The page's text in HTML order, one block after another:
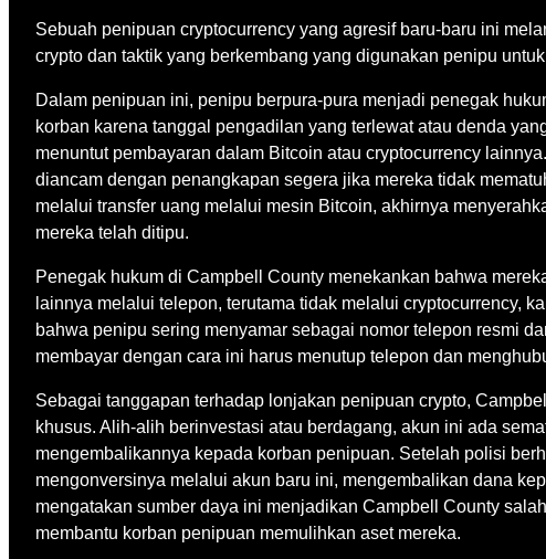
Sebuah penipuan cryptocurrency yang agresif baru-baru ini
crypto dan taktik yang berkembang yang digunakan penipu
Dalam penipuan ini, penipu berpura-pura menjadi penegak
korban karena tanggal pengadilan yang terlewat atau denda
menuntut pembayaran dalam Bitcoin atau cryptocurrency
diancam dengan penangkapan segera jika mereka tidak
melalui transfer uang melalui mesin Bitcoin, akhirnya
mereka telah ditipu.
Penegak hukum di Campbell County menekankan bahwa
lainnya melalui telepon, terutama tidak melalui cryptocurrency,
bahwa penipu sering menyamar sebagai nomor telepon resmi
membayar dengan cara ini harus menutup telepon dan
Sebagai tanggapan terhadap lonjakan penipuan crypto,
khusus. Alih-alih berinvestasi atau berdagang, akun ini ada
mengembalikannya kepada korban penipuan. Setelah polisi
mengonversinya melalui akun baru ini, mengembalikan dana
mengatakan sumber daya ini menjadikan Campbell County
membantu korban penipuan memulihkan aset mereka.